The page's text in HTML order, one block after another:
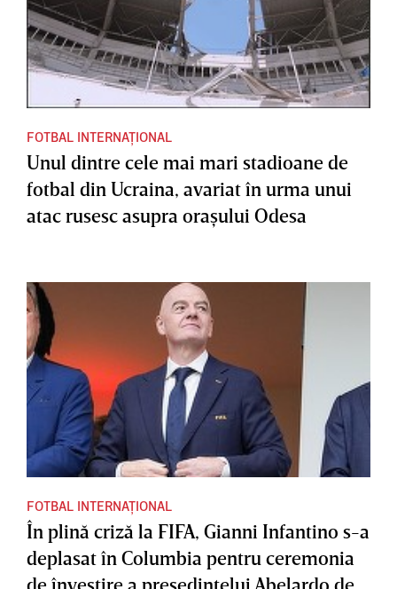
FOTBAL INTERNAȚIONAL
Unul dintre cele mai mari stadioane de
fotbal din Ucraina, avariat în urma unui
atac rusesc asupra oraşului Odesa
FOTBAL INTERNAȚIONAL
În plină criză la FIFA, Gianni Infantino s-a
deplasat în Columbia pentru ceremonia
de învestire a preşedintelui Abelardo de